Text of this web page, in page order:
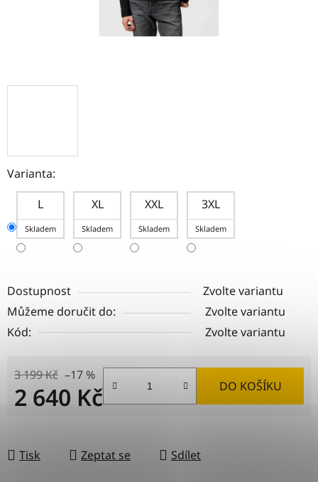
Varianta:
L
Skladem
XL
Skladem
XXL
Skladem
3XL
Skladem
Dostupnost
Zvolte variantu
Můžeme doručit do:
Zvolte variantu
Kód:
Zvolte variantu
3 199 Kč –17 %
2 640 Kč DO KOŠÍKU
Tisk Zeptat se Sdílet